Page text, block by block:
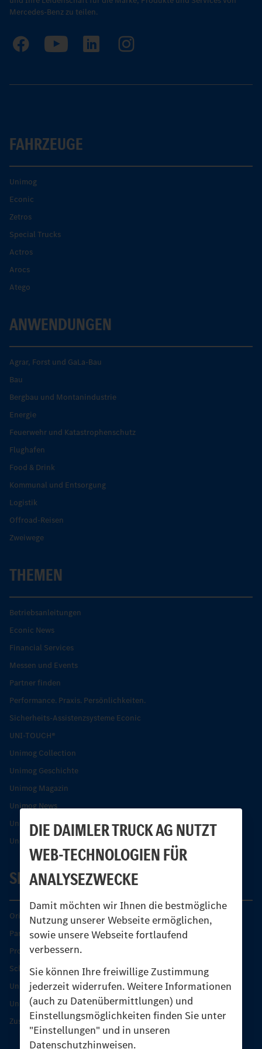
DIE DAIMLER TRUCK AG NUTZT
WEB-TECHNOLOGIEN FÜR
ANALYSEZWECKE
Damit möchten wir Ihnen die bestmögliche
Nutzung unserer Webseite ermöglichen,
sowie unsere Webseite fortlaufend
verbessern.
Sie können Ihre freiwillige Zustimmung
jederzeit widerrufen. Weitere Informationen
(auch zu Datenübermittlungen) und
Einstellungsmöglichkeiten finden Sie unter
"Einstellungen" und in unseren
Datenschutzhinweisen.
Mercedes-Benz zu teilen.
FAHRZEUGE
Unimog
Econic
Zetros
Special Trucks
Actros
Arocs
Atego
ANWENDUNGEN
Agrar, Forst und GaLa-Bau
Bau
Bergbau und Montanindustrie
Energie
Feuerwehr und Katastrophenschutz
Flughafen
Food & Drink
Kommunal und Entsorgung
Logistik
Offroad-Reisen
Zweiwege
THEMEN
Betriebsanleitungen
Econic News
Financial Services
Messen und Events
Partner finden
Performance. Praxis. Persönlichkeiten.
Sicherheits-Assistenzsysteme Econic
UNI-TOUCH®
Unimog Collection
Unimog Geschichte
Unimog Magazin
Unimog News
Unimog Partner-Portal
Unimog Sicherheit
SERVICE
Original-Teile
Partner finden
Produkt-Highlights
Schutz und Werterhalt
Unimog Serviceangebot
Unimog Servicetage
Zusatzleistungen